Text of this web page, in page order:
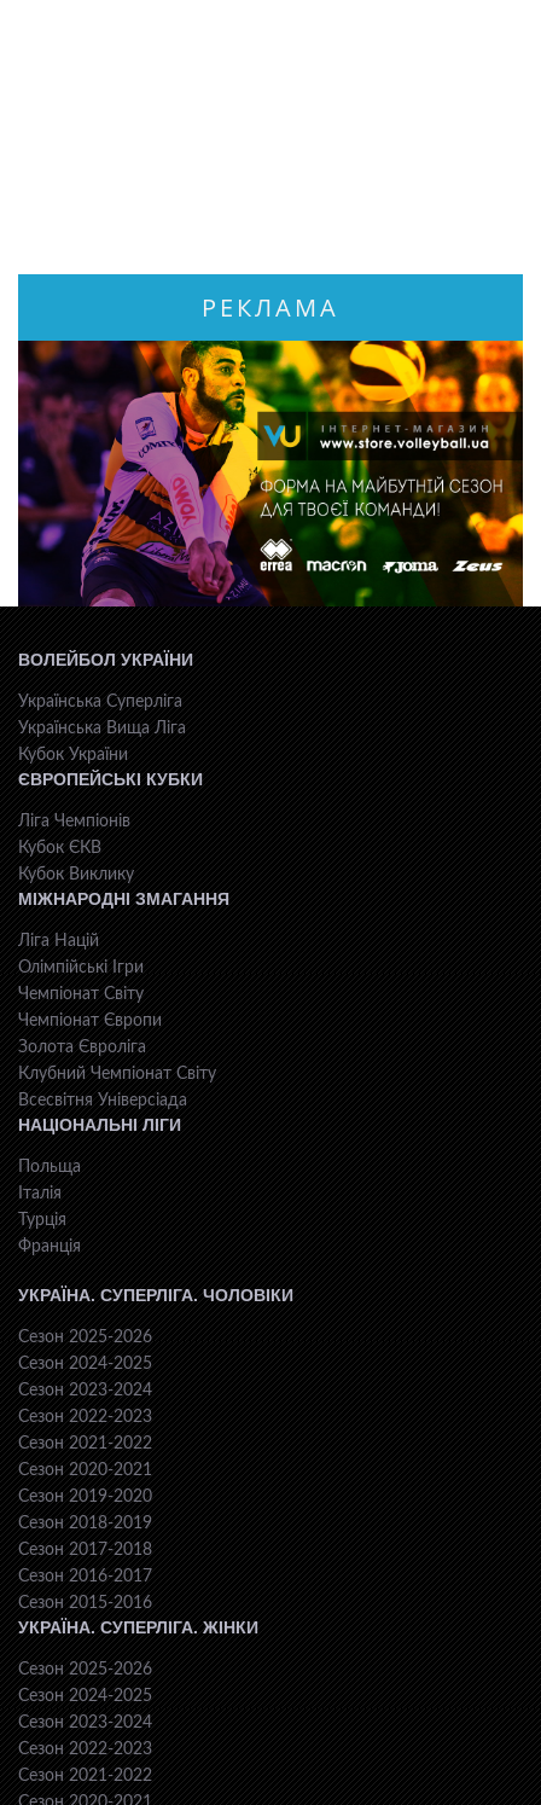
РЕКЛАМА
ВОЛЕЙБОЛ УКРАЇНИ
Українська Суперліга
Українська Вища Ліга
Кубок України
ЄВРОПЕЙСЬКІ КУБКИ
Ліга Чемпіонів
Кубок ЄКВ
Кубок Виклику
МІЖНАРОДНІ ЗМАГАННЯ
Ліга Націй
Олімпійські Ігри
Чемпіонат Світу
Чемпіонат Європи
Золота Євроліга
Клубний Чемпіонат Світу
Всесвiтня Унiверсiaда
НАЦІОНАЛЬНІ ЛІГИ
Польща
Італія
Турція
Франція
УКРАЇНА. СУПЕРЛІГА. ЧОЛОВІКИ
Сезон 2025-2026
Сезон 2024-2025
Сезон 2023-2024
Сезон 2022-2023
Сезон 2021-2022
Сезон 2020-2021
Сезон 2019-2020
Сезон 2018-2019
Сезон 2017-2018
Сезон 2016-2017
Сезон 2015-2016
УКРАЇНА. СУПЕРЛІГА. ЖІНКИ
Сезон 2025-2026
Сезон 2024-2025
Сезон 2023-2024
Сезон 2022-2023
Сезон 2021-2022